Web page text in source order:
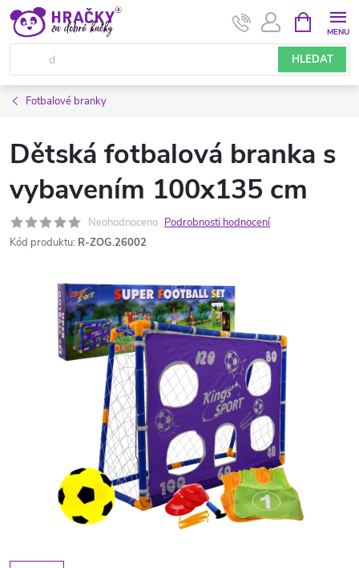
Přejít
obsah
HLEDAT
NÁKUPNÍ
KOŠÍK
Fotbalové branky
Dětská fotbalová branka s
vybavením 100x135 cm
Neohodnoceno Podrobnosti hodnocení
Kód produktu: R-ZOG.26002